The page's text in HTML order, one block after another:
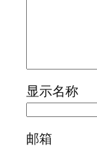
显示名称
邮箱